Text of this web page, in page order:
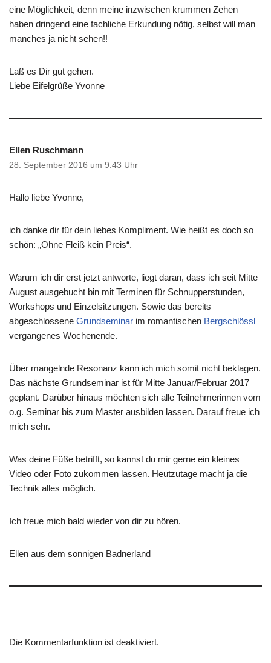
eine Möglichkeit, denn meine inzwischen krummen Zehen
haben dringend eine fachliche Erkundung nötig, selbst will man
manches ja nicht sehen!!
Laß es Dir gut gehen.
Liebe Eifelgrüße Yvonne
Ellen Ruschmann
28. September 2016 um 9:43 Uhr
Hallo liebe Yvonne,
ich danke dir für dein liebes Kompliment. Wie heißt es doch so
schön: „Ohne Fleiß kein Preis“.
Warum ich dir erst jetzt antworte, liegt daran, dass ich seit Mitte
August ausgebucht bin mit Terminen für Schnupperstunden,
Workshops und Einzelsitzungen. Sowie das bereits
abgeschlossene Grundseminar im romantischen Bergschlössl
vergangenes Wochenende.
Über mangelnde Resonanz kann ich mich somit nicht beklagen.
Das nächste Grundseminar ist für Mitte Januar/Februar 2017
geplant. Darüber hinaus möchten sich alle Teilnehmerinnen vom
o.g. Seminar bis zum Master ausbilden lassen. Darauf freue ich
mich sehr.
Was deine Füße betrifft, so kannst du mir gerne ein kleines
Video oder Foto zukommen lassen. Heutzutage macht ja die
Technik alles möglich.
Ich freue mich bald wieder von dir zu hören.
Ellen aus dem sonnigen Badnerland
Die Kommentarfunktion ist deaktiviert.